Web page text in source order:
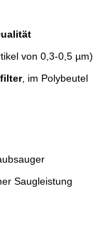
von 0,3-0,5 µm)
, im Polybeutel
Saugleistung